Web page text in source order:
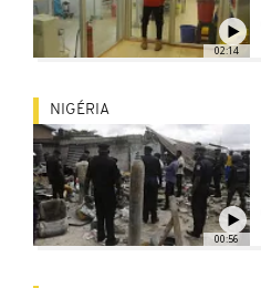
02:14
00:56
NIGÉRIA